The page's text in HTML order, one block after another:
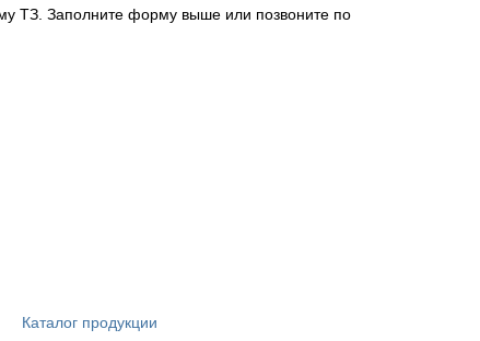
ТЗ. Заполните форму выше или позвоните по
Каталог продукции